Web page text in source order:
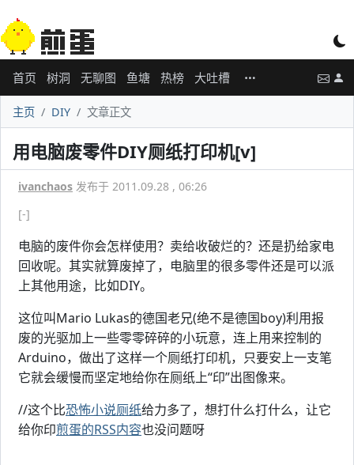
首页 树洞 无聊图 鱼塘 热榜 大吐槽
主页 DIY 文章正文
用电脑废零件DIY厕纸打印机[v]
ivanchaos 发布于 2011.09.28 , 06:26
[-]
电脑的废件你会怎样使用？卖给收破烂的？还是扔给家电
回收呢。其实就算废掉了，电脑里的很多零件还是可以派
上其他用途，比如DIY。
这位叫Mario Lukas的德国老兄(绝不是德国boy)利用报
废的光驱加上一些零零碎碎的小玩意，连上用来控制的
Arduino，做出了这样一个厕纸打印机，只要安上一支笔
它就会缓慢而坚定地给你在厕纸上“印”出图像来。
//这个比恐怖小说厕纸给力多了，想打什么打什么，让它
给你印煎蛋的RSS内容也没问题呀